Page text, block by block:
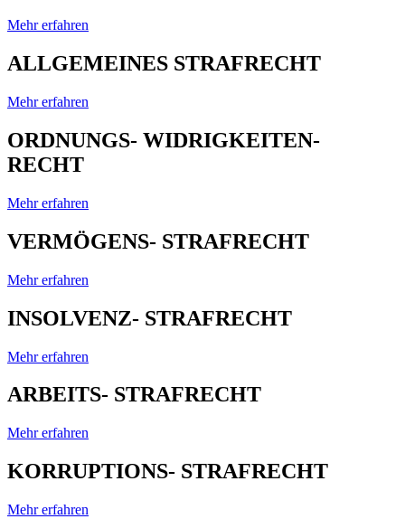
Mehr erfahren
ALLGEMEINES STRAFRECHT
Mehr erfahren
ORDNUNGS- WIDRIGKEITEN-
RECHT
Mehr erfahren
VERMÖGENS- STRAFRECHT
Mehr erfahren
INSOLVENZ- STRAFRECHT
Mehr erfahren
ARBEITS- STRAFRECHT
Mehr erfahren
KORRUPTIONS- STRAFRECHT
Mehr erfahren